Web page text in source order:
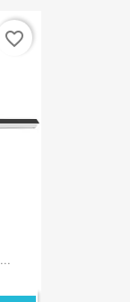
favorite_border